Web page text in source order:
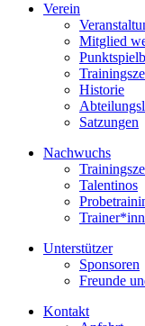
Verein
Mitglied
Historie
Satzungen
Nachwuchs
Talentinos
Unterstützer
Sponsoren
Freunde
Kontakt